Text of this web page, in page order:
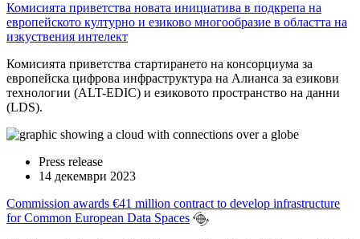
Комисията приветства новата инициатива в подкрепа на
европейското културно и езиково многообразие в областта на
изкуствения интелект
Комисията приветства стартирането на консорциума за
европейска цифрова инфраструктура на Алианса за езикови
технологии (ALT-EDIC) и езиковото пространство на данни
(LDS).
Press release
14 декември 2023
Commission awards €41 million contract to develop infrastructure
for Common European Data Spaces